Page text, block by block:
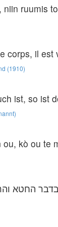
ruumis
corps, il
(1910)
ist, so ist
kò ou te
החטא